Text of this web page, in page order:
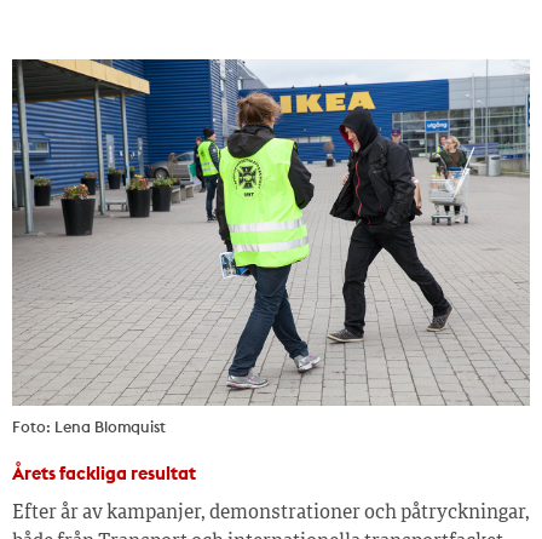
Foto: Lena Blomquist
Årets fackliga resultat
Efter år av kampanjer, demonstrationer och påtryckningar,